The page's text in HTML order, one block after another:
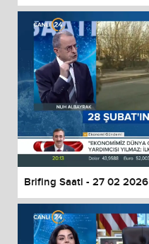
Brifing Saati - 27 02 2026